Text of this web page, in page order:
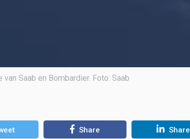
van Saab en Bombardier. Foto: Saab
Share Share